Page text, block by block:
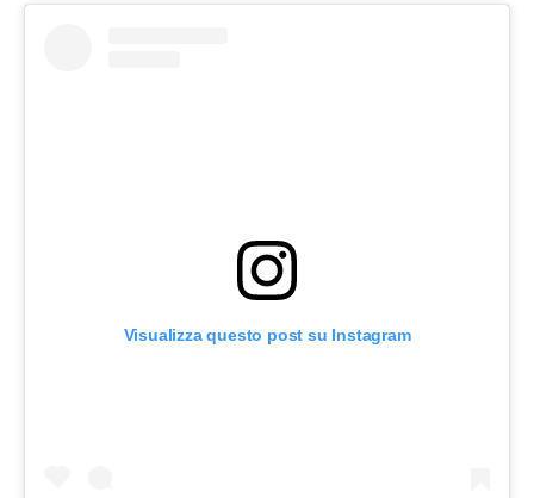
Visualizza questo post su Instagram